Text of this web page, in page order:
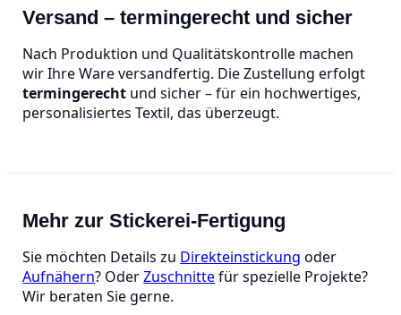
Versand – termingerecht und sicher
Nach Produktion und Qualitätskontrolle machen
wir Ihre Ware versandfertig. Die Zustellung erfolgt
termingerecht und sicher – für ein hochwertiges,
personalisiertes Textil, das überzeugt.
Mehr zur Stickerei‑Fertigung
Sie möchten Details zu Direkteinstickung oder
Aufnähern? OderZuschnittefür spezielle Projekte?
Wir beraten Sie gerne.